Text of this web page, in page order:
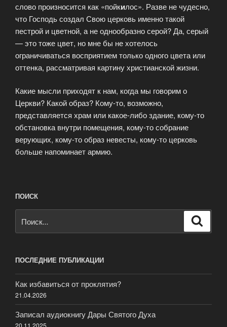
слово произносится как «пойкилос». Разве не чудесно,
что Господь создал Свою церковь именно такой
пестрой и цветной, а не однообразно серой? Да, серый
— это тоже цвет, но мне бы не хотелось
ограничиваться восприятием только одного цвета или
оттенка, рассматривая картину христианской жизни.
Какие мысли приходят к нам, когда мы говорим о
Церкви? Какой образ? Кому-то, возможно,
представляется храм или какое-либо здание, кому-то
обстановка внутри помещения, кому-то собрание
верующих, кому-то образ невесты, кому-то церковь
больше напоминает армию.
ПОИСК
ПОСЛЕДНИЕ ПУБЛИКАЦИИ
Как избавиться от проклятия?
21.04.2026
Записал аудиокнигу Дары Святого Духа